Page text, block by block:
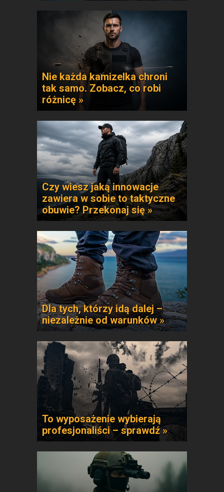
Nie każda kamizelka chroni
tak samo. Zobacz, co robi
różnicę »
Czy wiesz jaką innowacje
zawiera w sobie to taktyczne
obuwie? Przekonaj się »
Dla tych, którzy idą dalej –
niezależnie od warunków »
To wyposażenie wybierają
profesjonaliści – sprawdź »